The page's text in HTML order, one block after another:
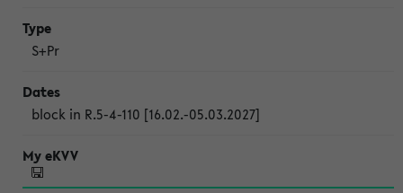
S+Pr
block in R.5-4-110 [16.02.-05.03.2027]